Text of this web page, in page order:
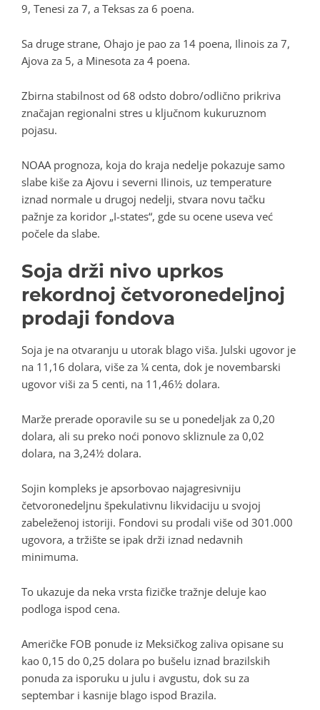
9, Tenesi za 7, a Teksas za 6 poena.
Sa druge strane, Ohajo je pao za 14 poena, Ilinois za 7,
Ajova za 5, a Minesota za 4 poena.
Zbirna stabilnost od 68 odsto dobro/odlično prikriva
značajan regionalni stres u ključnom kukuruznom
pojasu.
NOAA prognoza, koja do kraja nedelje pokazuje samo
slabe kiše za Ajovu i severni Ilinois, uz temperature
iznad normale u drugoj nedelji, stvara novu tačku
pažnje za koridor „I-states“, gde su ocene useva već
počele da slabe.
Soja drži nivo uprkos
rekordnoj četvoronedeljnoj
prodaji fondova
Soja je na otvaranju u utorak blago viša. Julski ugovor je
na 11,16 dolara, više za ¼ centa, dok je novembarski
ugovor viši za 5 centi, na 11,46½ dolara.
Marže prerade oporavile su se u ponedeljak za 0,20
dolara, ali su preko noći ponovo skliznule za 0,02
dolara, na 3,24½ dolara.
Sojin kompleks je apsorbovao najagresivniju
četvoronedeljnu špekulativnu likvidaciju u svojoj
zabeleženoj istoriji. Fondovi su prodali više od 301.000
ugovora, a tržište se ipak drži iznad nedavnih
minimuma.
To ukazuje da neka vrsta fizičke tražnje deluje kao
podloga ispod cena.
Američke FOB ponude iz Meksičkog zaliva opisane su
kao 0,15 do 0,25 dolara po bušelu iznad brazilskih
ponuda za isporuku u julu i avgustu, dok su za
septembar i kasnije blago ispod Brazila.